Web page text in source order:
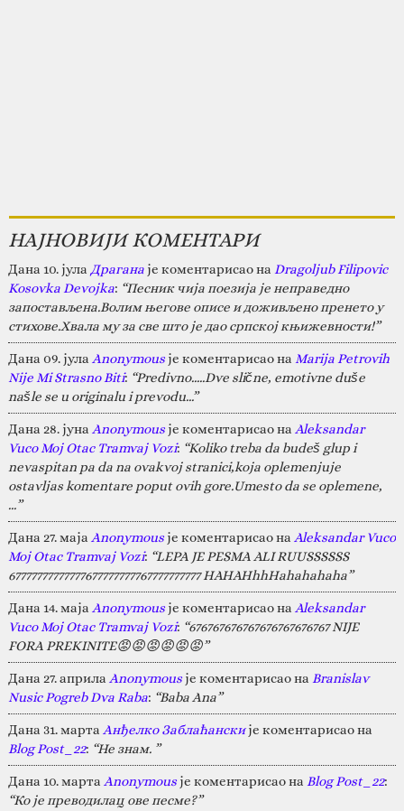
НАЈНОВИЈИ КОМЕНТАРИ
Дана 10. јула Драганаје коментарисао на Dragoljub Filipovic
Kosovka Devojka: “Песник чија поезија је неправедно
запостављена.Волим његове описе и доживљено пренето у
стихове.Хвала му за све што је дао српској књижевности!”
Дана 09. јула Anonymousје коментарисао на Marija Petrovih
Nije Mi Strasno Biti: “Predivno.....Dve slične, emotivne duše
našle se u originalu i prevodu...”
Дана 28. јуна Anonymousје коментарисао на Aleksandar
Vuco Moj Otac Tramvaj Vozi: “Koliko treba da budeš glup i
nevaspitan pa da na ovakvoj stranici,koja oplemenjuje
ostavljas komentare poput ovih gore.Umesto da se oplemene,
…”
Дана 27. маја Anonymousје коментарисао на Aleksandar Vuco
Moj Otac Tramvaj Vozi: “LEPA JE PESMA ALI RUUSSSSSS
67777777777777677777777767777777777 HAHAHhhHahahahaha”
Дана 14. маја Anonymousје коментарисао на Aleksandar
Vuco Moj Otac Tramvaj Vozi: “676767676767676767676767 NIJE
FORA PREKINITE😡😡😡😡😡😡”
Дана 27. априла Anonymousје коментарисао на Branislav
Nusic Pogreb Dva Raba: “Baba Ana”
Дана 31. марта Анђелко Заблаћанскије коментарисао на
Blog Post_22: “Не знам. ”
Дана 10. марта Anonymousје коментарисао на Blog Post_22:
“Ко је преводилац ове песме?”